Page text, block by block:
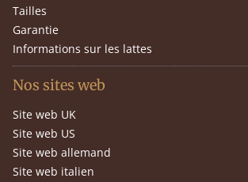
Tailles
Garantie
Informations sur les lattes
Nos sites web
Site web UK
Site web US
Site web allemand
Site web italien